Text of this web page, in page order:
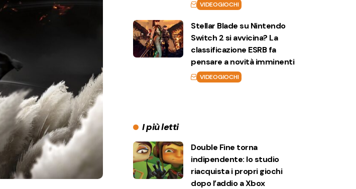
VIDEOGIOCHI
Stellar Blade su Nintendo
Switch 2 si avvicina? La
classificazione ESRB fa
pensare a novità imminenti
VIDEOGIOCHI
I più letti
Double Fine torna
indipendente: lo studio
riacquista i propri giochi
dopo l’addio a Xbox